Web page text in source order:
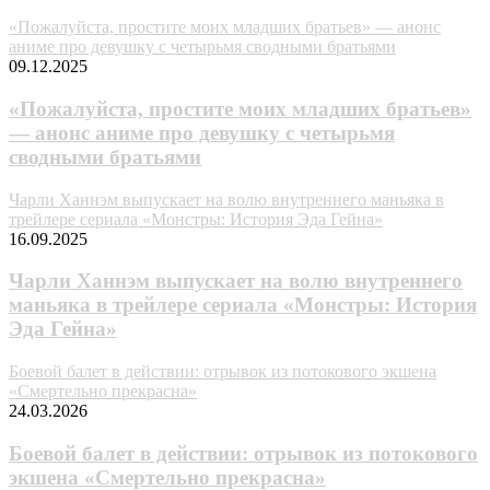
«Пожалуйста, простите моих младших братьев» — анонс
аниме про девушку с четырьмя сводными братьями
09.12.2025
«Пожалуйста, простите моих младших братьев»
— анонс аниме про девушку с четырьмя
сводными братьями
Чарли Ханнэм выпускает на волю внутреннего маньяка в
трейлере сериала «Монстры: История Эда Гейна»
16.09.2025
Чарли Ханнэм выпускает на волю внутреннего
маньяка в трейлере сериала «Монстры: История
Эда Гейна»
Боевой балет в действии: отрывок из потокового экшена
«Смертельно прекрасна»
24.03.2026
Боевой балет в действии: отрывок из потокового
экшена «Смертельно прекрасна»